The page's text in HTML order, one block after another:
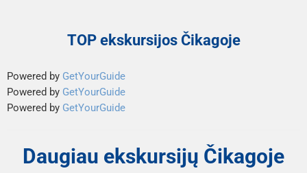
TOP ekskursijos Čikagoje
Powered by GetYourGuide
Powered by GetYourGuide
Powered by GetYourGuide
Daugiau ekskursijų Čikagoje